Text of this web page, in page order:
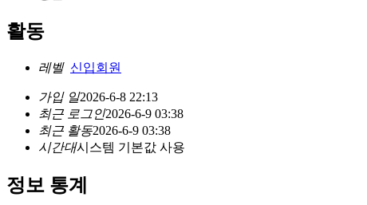
활동
레벨 신입회원
가입 일2026-6-8 22:13
최근 로그인2026-6-9 03:38
최근 활동2026-6-9 03:38
시간대시스템 기본값 사용
정보 통계